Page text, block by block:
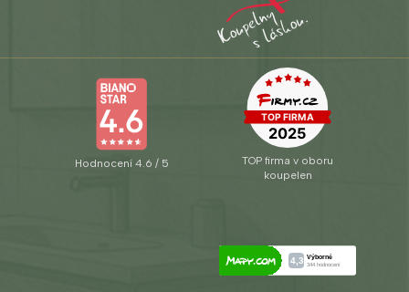
Hodnocení 4.6 / 5
TOP firma v oboru
koupelen